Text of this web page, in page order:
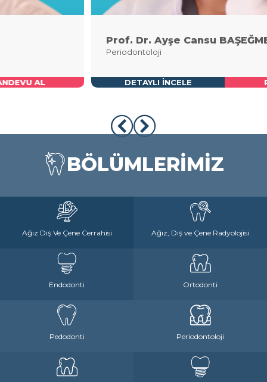
Prof. Dr. Ayşe Cansu BAŞEĞMEZ
DETAYLI İNCELE RANDEVU AL
BÖLÜMLERİMİZ
Ağız Diş Ve Çene Cerrahisi Ağız, Diş ve Çene Radyolojisi
Endodonti Ortodonti
Pedodonti Periodontoloji